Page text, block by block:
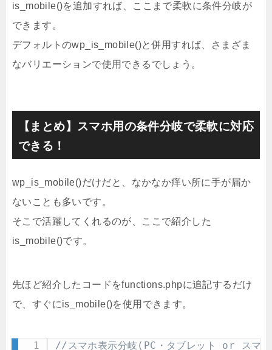
is_mobile()を追加すれば、ここまで柔軟に条件分岐が
できます。
デフォルトのwp_is_mobile()と併用すれば、さまざま
なバリエーションで使用できるでしょう。
【まとめ】スマホ用の条件分岐で柔軟に対応
できる！
wp_is_mobile()だけだと、なかなか痒い所に手が届か
ないことも多いです。
そこで活躍してくれるのが、ここで紹介した
is_mobile()です。
先ほど紹介したコードをfunctions.phpに追記するだけ
で、すぐにis_mobile()を使用できます。
//スマホ表示分岐(PC・タブレット or スマ